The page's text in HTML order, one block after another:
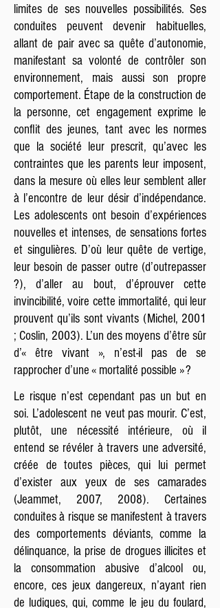
limites de ses nouvelles possibilités. Ses
conduites peuvent devenir habituelles,
allant de pair avec sa quête d’autonomie,
manifestant sa volonté de contrôler son
environnement, mais aussi son propre
comportement. Étape de la construction de
la personne, cet engagement exprime le
conflit des jeunes, tant avec les normes
que la société leur prescrit, qu’avec les
contraintes que les parents leur imposent,
dans la mesure où elles leur semblent aller
à l’encontre de leur désir d’indépendance.
Les adolescents ont besoin d’expériences
nouvelles et intenses, de sensations fortes
et singulières. D’où leur quête de vertige,
leur besoin de passer outre (d’outrepasser
?), d’aller au bout, d’éprouver cette
invincibilité, voire cette immortalité, qui leur
prouvent qu’ils sont vivants (Michel, 2001
; Coslin, 2003). L’un des moyens d’être sûr
d’« être vivant », n’est-il pas de se
rapprocher d’une « mortalité possible » ?
Le risque n’est cependant pas un but en
soi. L’adolescent ne veut pas mourir. C’est,
plutôt, une nécessité intérieure, où il
entend se révéler à travers une adversité,
créée de toutes pièces, qui lui permet
d’exister aux yeux de ses camarades
(Jeammet, 2007, 2008). Certaines
conduites à risque se manifestent à travers
des comportements déviants, comme la
délinquance, la prise de drogues illicites et
la consommation abusive d’alcool ou,
encore, ces jeux dangereux, n’ayant rien
de ludiques, qui, comme le jeu du foulard,